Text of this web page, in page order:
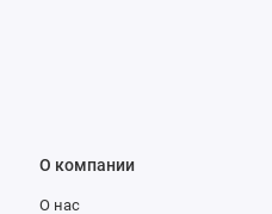
О компании
О нас